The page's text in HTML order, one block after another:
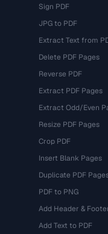
Sign PDF
JPG to PDF
Extract Text from
Delete PDF Pages
Reverse PDF
Extract PDF Pages
Extract Odd/Even
Resize PDF Pages
Crop PDF
Insert Blank Pages
Duplicate PDF
PDF to PNG
Add Header &
Add Text to PDF